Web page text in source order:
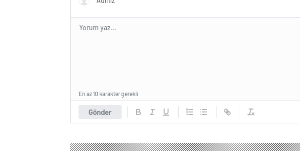
Gönder
En az 10 karakter gerekli